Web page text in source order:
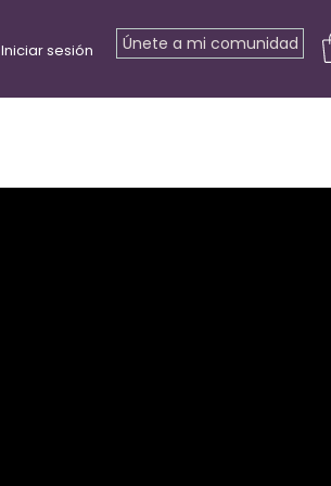
Iniciar sesión Únete a mi comunidad